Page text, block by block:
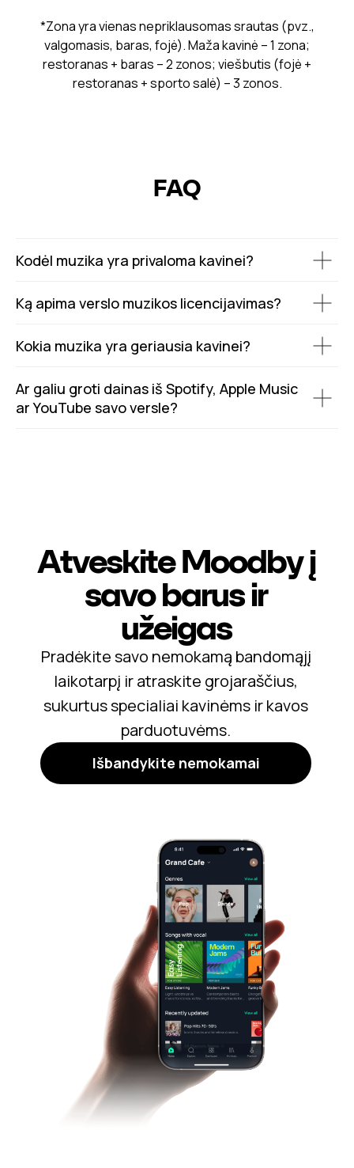
*Zona yra vienas nepriklausomas srautas (pvz.,
valgomasis, baras, fojė). Maža kavinė – 1 zona;
restoranas + baras – 2 zonos; viešbutis (fojė +
restoranas + sporto salė) – 3 zonos.
FAQ
Kodėl muzika yra privaloma kavinei?
Ką apima verslo muzikos licencijavimas?
Kokia muzika yra geriausia kavinei?
Ar galiu groti dainas iš Spotify, Apple Music
ar YouTube savo versle?
Atveskite Moodby į
savo barus ir
užeigas
Pradėkite savo nemokamą bandomąjį
laikotarpį ir atraskite grojaraščius,
sukurtus specialiai kavinėms ir kavos
parduotuvėms.
Išbandykite nemokamai